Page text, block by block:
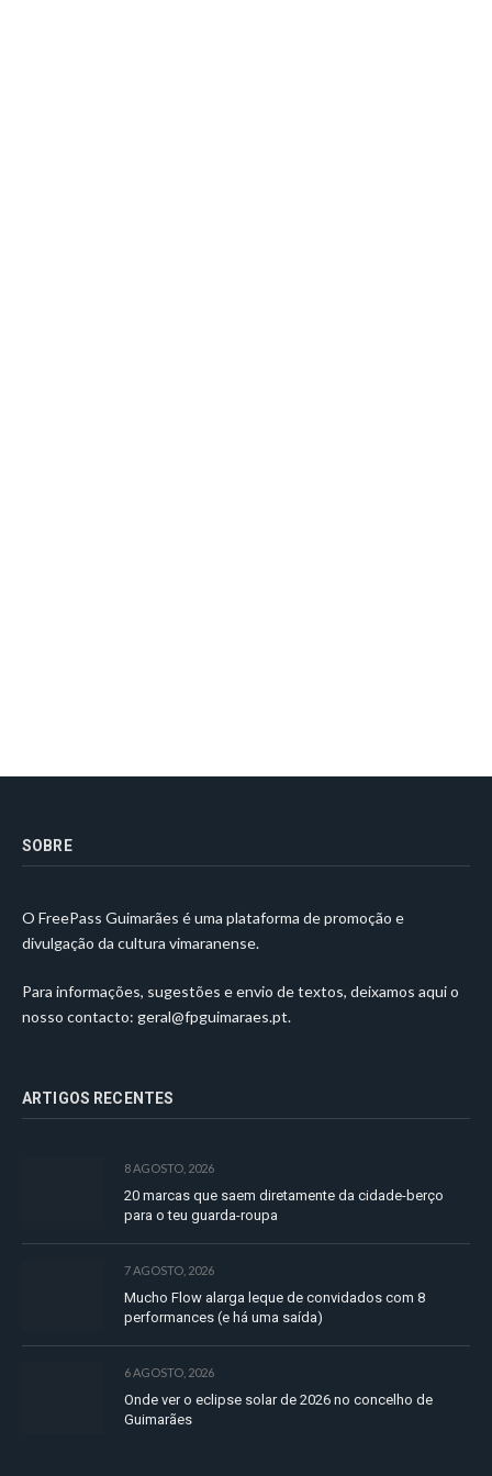
SOBRE
O FreePass Guimarães é uma plataforma de promoção e
divulgação da cultura vimaranense.
Para informações, sugestões e envio de textos, deixamos aqui o
nosso contacto: geral@fpguimaraes.pt.
ARTIGOS RECENTES
8 AGOSTO, 2026
20 marcas que saem diretamente da cidade-berço
para o teu guarda-roupa
7 AGOSTO, 2026
Mucho Flow alarga leque de convidados com 8
performances (e há uma saída)
6 AGOSTO, 2026
Onde ver o eclipse solar de 2026 no concelho de
Guimarães